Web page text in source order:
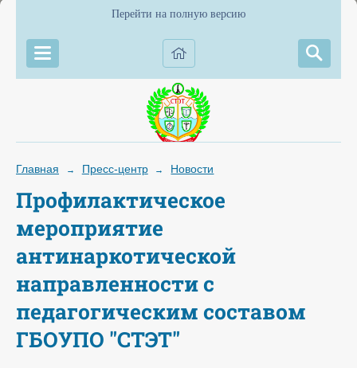
Перейти на полную версию
Главная → Пресс-центр → Новости
Профилактическое
мероприятие
антинаркотической
направленности с
педагогическим составом
ГБОУПО "СТЭТ"